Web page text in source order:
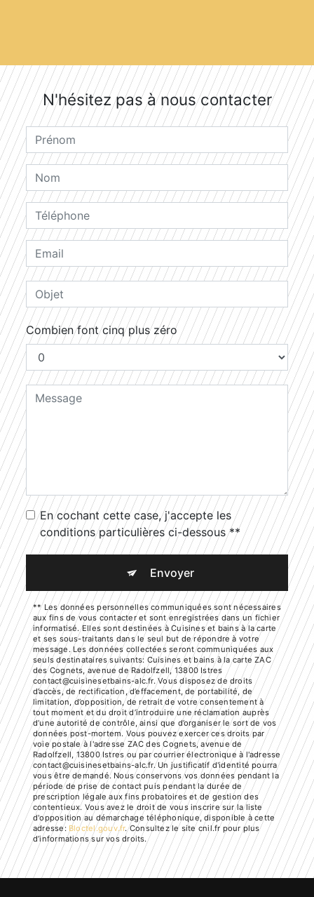
N'hésitez pas à nous contacter
Combien font cinq plus zéro
En cochant cette case, j'accepte les
conditions particulières ci-dessous **
Envoyer
** Les données personnelles communiquées sont nécessaires
aux fins de vous contacter et sont enregistrées dans un fichier
informatisé. Elles sont destinées à Cuisines et bains à la carte
et ses sous-traitants dans le seul but de répondre à votre
message. Les données collectées seront communiquées aux
seuls destinataires suivants: Cuisines et bains à la carte ZAC
des Cognets, avenue de Radolfzell, 13800 Istres
contact@cuisinesetbains-alc.fr. Vous disposez de droits
d’accès, de rectification, d’effacement, de portabilité, de
limitation, d’opposition, de retrait de votre consentement à
tout moment et du droit d’introduire une réclamation auprès
d’une autorité de contrôle, ainsi que d’organiser le sort de vos
données post-mortem. Vous pouvez exercer ces droits par
voie postale à l'adresse ZAC des Cognets, avenue de
Radolfzell, 13800 Istres ou par courrier électronique à l'adresse
contact@cuisinesetbains-alc.fr. Un justificatif d'identité pourra
vous être demandé. Nous conservons vos données pendant la
période de prise de contact puis pendant la durée de
prescription légale aux fins probatoires et de gestion des
contentieux. Vous avez le droit de vous inscrire sur la liste
d'opposition au démarchage téléphonique, disponible à cette
adresse:
Bloctel.gouv.fr. Consultez le site cnil.fr pour plus
d’informations sur vos droits.